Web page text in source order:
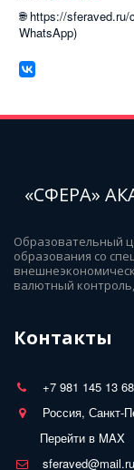
🌐 https://
WhatsApp)
«СФЕРА»
Образовательный
образования со
валютный
Контакты
+7 981 145 13 68
Россия, Санкт-
Перейти в MAX
sferaved@mail.ru